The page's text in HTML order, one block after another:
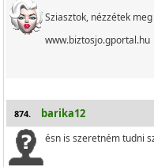
Sziasztok, nézzétek
www.biztosjo.gportal.hu
874. barika12
ésn is szeretném tudni